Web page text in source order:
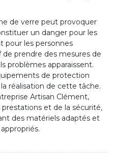
de verre peut provoquer
un danger pour les
pour les personnes
prendre des mesures de
problèmes apparaissent.
de protection
réalisation de cette tâche.
Artisan Clément,
et de la sécurité,
des matériels adaptés et